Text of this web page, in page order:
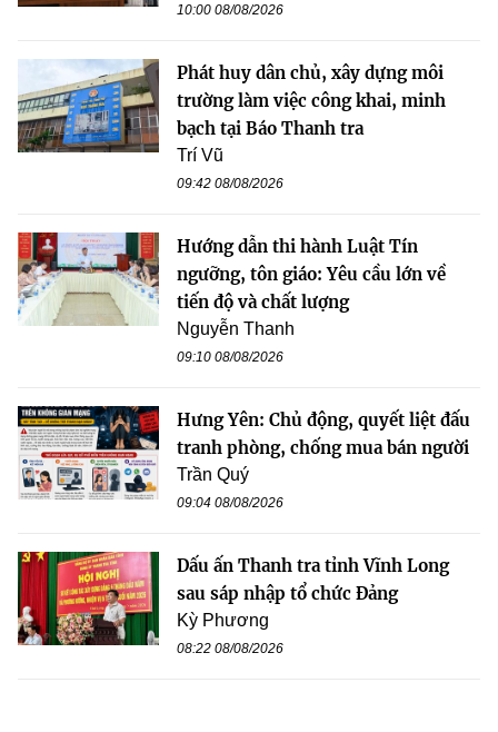
10:00 08/08/2026
Phát huy dân chủ, xây dựng môi
trường làm việc công khai, minh
bạch tại Báo Thanh tra
Trí Vũ
09:42 08/08/2026
Hướng dẫn thi hành Luật Tín
ngưỡng, tôn giáo: Yêu cầu lớn về
tiến độ và chất lượng
Nguyễn Thanh
09:10 08/08/2026
Hưng Yên: Chủ động, quyết liệt đấu
tranh phòng, chống mua bán người
Trần Quý
09:04 08/08/2026
Dấu ấn Thanh tra tỉnh Vĩnh Long
sau sáp nhập tổ chức Đảng
Kỳ Phương
08:22 08/08/2026